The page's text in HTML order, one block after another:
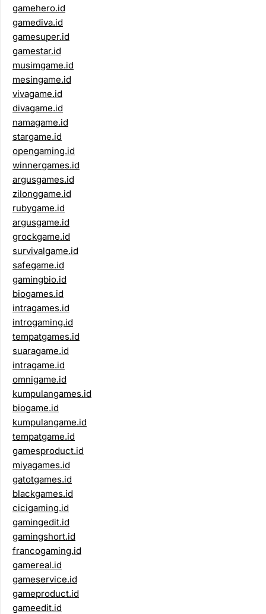
gamehero.id
gamediva.id
gamesuper.id
gamestar.id
musimgame.id
mesingame.id
vivagame.id
divagame.id
namagame.id
stargame.id
opengaming.id
winnergames.id
argusgames.id
zilonggame.id
rubygame.id
argusgame.id
grockgame.id
survivalgame.id
safegame.id
gamingbio.id
biogames.id
intragames.id
introgaming.id
tempatgames.id
suaragame.id
intragame.id
omnigame.id
kumpulangames.id
biogame.id
kumpulangame.id
tempatgame.id
gamesproduct.id
miyagames.id
gatotgames.id
blackgames.id
cicigaming.id
gamingedit.id
gamingshort.id
francogaming.id
gamereal.id
gameservice.id
gameproduct.id
gameedit.id